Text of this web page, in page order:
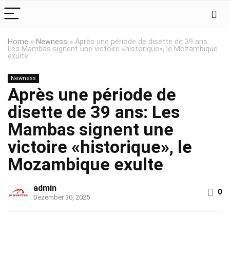
Home » Newness » Après une période de disette de 39 ans:
Les Mambas signent une victoire «historique», le Mozambique
exulte
Newness
Après une période de
disette de 39 ans: Les
Mambas signent une
victoire «historique», le
Mozambique exulte
admin
Dezember 30, 2025
0